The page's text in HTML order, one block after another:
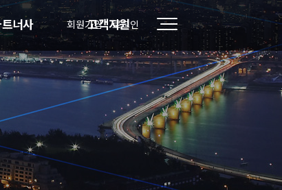
너사 고객지원
회원가입 로그인